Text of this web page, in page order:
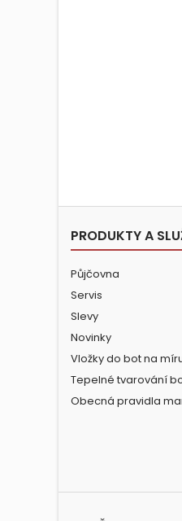
PRODUKTY A
Půjčovna
Servis
Slevy
Novinky
Vložky do bot na
Tepelné tvarování
Obecná pravidla